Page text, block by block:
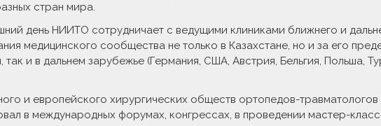
стран мира.
день НИИТО сотрудничает с ведущими клиниками ближнего и
медицинского сообщества не только в Казахстане, но и за его
и в дальнем зарубежье (Германия, США, Австрия, Бельгия, Польша,
и европейского хирургических обществ ортопедов-травматологов
в международных форумах, конгрессах, в проведении мастер-